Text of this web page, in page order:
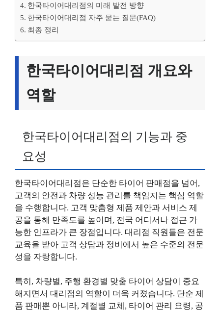
한국타이어대리점의 미래 발전 방향
한국타이어대리점 자주 묻는 질문(FAQ)
최종 정리
한국타이어대리점 개요와
역할
한국타이어대리점의 기능과 중
요성
한국타이어대리점은 단순한 타이어 판매점을 넘어,
고객의 안전과 차량 성능 관리를 책임지는 핵심 역할
을 수행합니다. 고객 맞춤형 제품 제안과 서비스 제
공을 통해 만족도를 높이며, 전국 어디서나 접근 가
능한 인프라가 큰 장점입니다. 대리점 직원들은 전문
교육을 받아 고객 상담과 정비에서 높은 수준의 전문
성을 자랑합니다.
특히, 차량별, 주행 환경별 맞춤 타이어 상담이 중요
해지면서 대리점의 역할이 더욱 커졌습니다. 단순 제
품 판매뿐 아니라, 계절별 교체, 타이어 관리 요령, 공